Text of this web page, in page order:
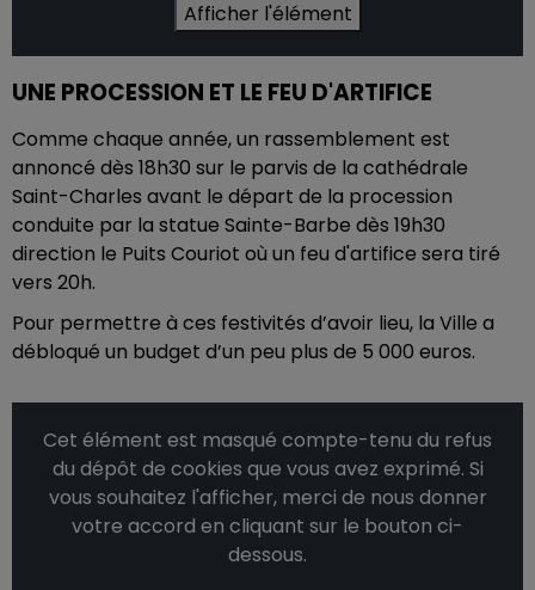
Afficher l'élément
UNE PROCESSION ET LE FEU D'ARTIFICE
Comme chaque année, un rassemblement est
annoncé dès 18h30 sur le parvis de la cathédrale
Saint-Charles avant le départ de la procession
conduite par la statue Sainte-Barbe dès 19h30
direction le Puits Couriot où un feu d'artifice sera tiré
vers 20h.
Pour permettre à ces festivités d’avoir lieu, la Ville a
débloqué un budget d’un peu plus de 5 000 euros.
Cet élément est masqué compte-tenu du refus
du dépôt de cookies que vous avez exprimé. Si
vous souhaitez l'afficher, merci de nous donner
votre accord en cliquant sur le bouton ci-
dessous.